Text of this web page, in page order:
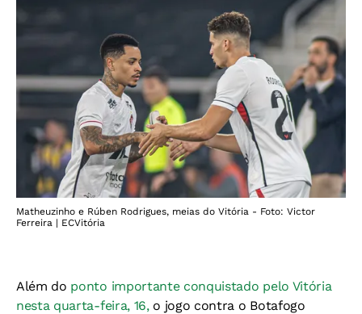
Matheuzinho e Rúben Rodrigues, meias do Vitória - Foto: Victor
Ferreira | ECVitória
Além do ponto importante conquistado pelo Vitória
nesta quarta-feira, 16, o jogo contra o Botafogo